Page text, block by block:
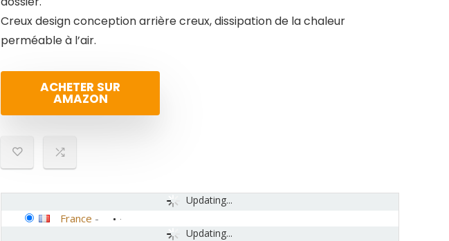
Creux design conception arrière creux, dissipation de la chaleur
perméable à l’air.
ACHETER SUR
AMAZON
Updating...
Updating...
France -